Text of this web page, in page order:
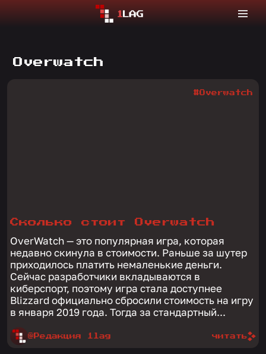
Overwatch
Сколько стоит Overwatch
OverWatch — это популярная игра, которая
недавно скинула в стоимости. Раньше за шутер
приходилось платить немаленькие деньги.
Сейчас разработчики вкладываются в
киберспорт, поэтому игра стала доступнее
Blizzard официально сбросили стоимость на игру
в января 2019 года. Тогда за стандартный...
@Редакция 1lag
#Overwatch
читать